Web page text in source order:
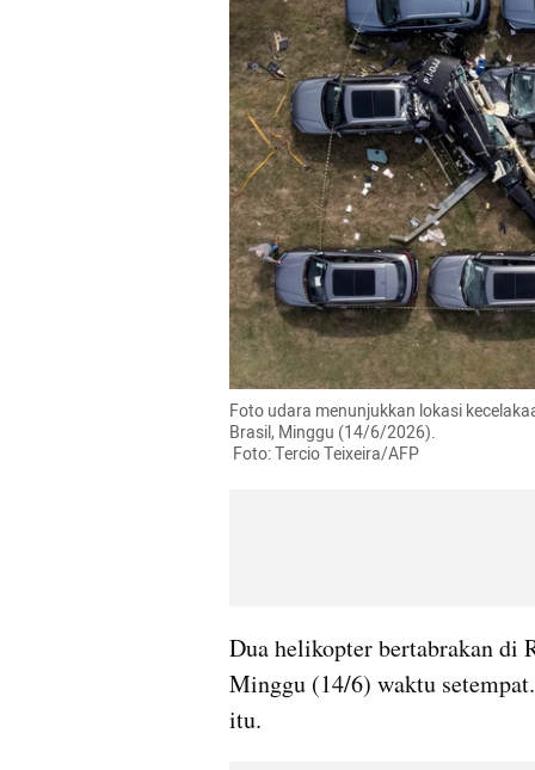
Foto udara menunjukkan lokasi
Brasil, Minggu (14/6/2026).
Foto: Tercio Teixeira/AFP
Dua helikopter bertabrakan di
Minggu (14/6) waktu
itu.